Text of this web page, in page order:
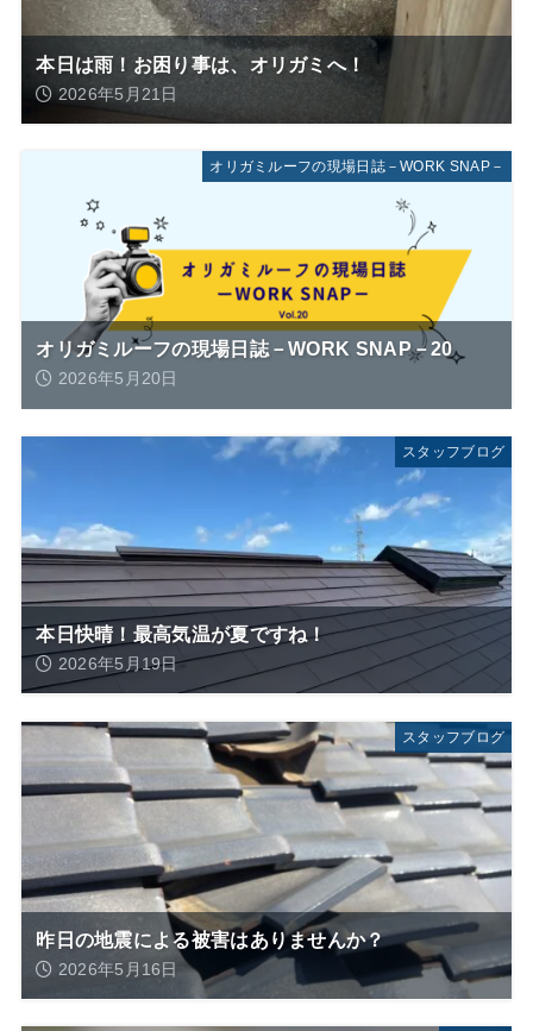
本日は雨！お困り事は、オリガミへ！
2026年5月21日
オリガミルーフの現場日誌－WORK SNAP－
オリガミルーフの現場日誌－WORK SNAP－20
2026年5月20日
スタッフブログ
本日快晴！最高気温が夏ですね！
2026年5月19日
スタッフブログ
昨日の地震による被害はありませんか？
2026年5月16日